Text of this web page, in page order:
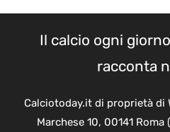
Il calcio ogni
racconta
Calciotoday.it di proprietà di
Marchese 10, 00141